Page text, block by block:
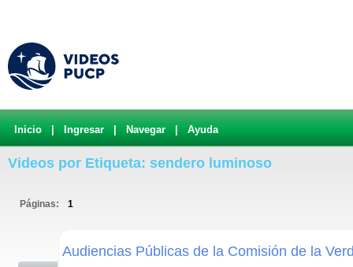
Inicio Ingresar Navegar Ayuda
Videos por Etiqueta: sendero luminoso
Páginas: 1
Audiencias Públicas de la Comisión de la